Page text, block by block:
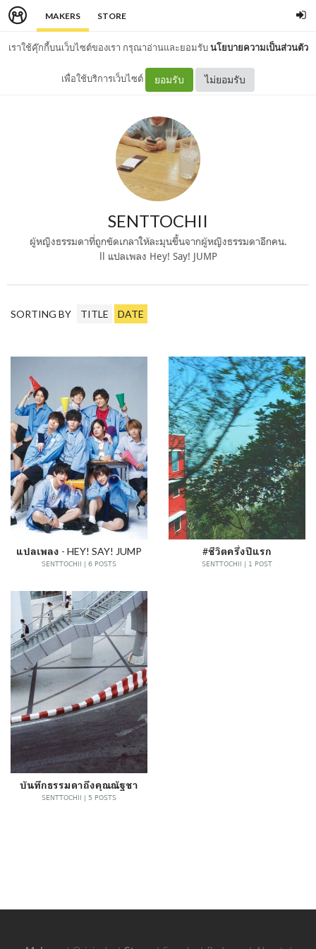
MAKERS STORE
เราใช้คุ๊กกี้บนเว็บไซต์ของเรา กรุณาอ่านและยอมรับนโยบายความเป็นส่วนตัว
เพื่อใช้บริการเว็บไซต์ ยอมรับ ไม่ยอมรับ
SENTTOCHII
ผู้หญิงธรรมดาที่ถูกขัดเกลาให้ละมุนขึ้นจากผู้หญิงธรรมดาอีกคน.
ll แปลเพลง Hey! Say! JUMP
SORTING BY TITLE DATE
แปลเพลง - HEY! SAY! JUMP
SENTTOCHII | 6 POSTS
#ชีวิตครึ่งปีแรก
SENTTOCHII | 1 POST
บันทึกธรรมดาถึงคุณณัฐชา
SENTTOCHII | 5 POSTS